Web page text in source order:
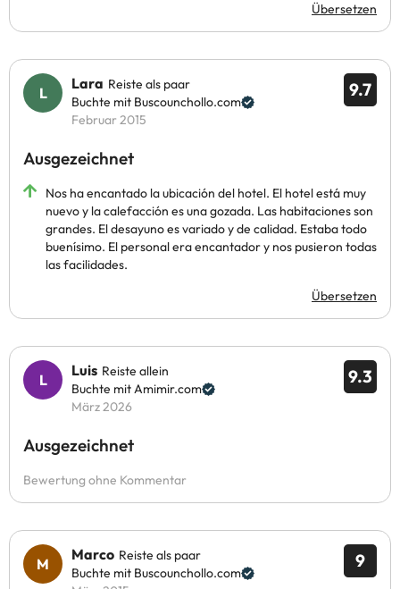
Übersetzen
9.7
Lara Reiste als paar
Buchte mit Buscounchollo.com
Februar 2015
Ausgezeichnet
Nos ha encantado la ubicación del hotel. El hotel está muy
nuevo y la calefacción es una gozada. Las habitaciones son
grandes. El desayuno es variado y de calidad. Estaba todo
buenísimo. El personal era encantador y nos pusieron todas
las facilidades.
Übersetzen
9.3
Luis Reiste allein
Buchte mit Amimir.com
März 2026
Ausgezeichnet
Bewertung ohne Kommentar
9
Marco Reiste als paar
Buchte mit Buscounchollo.com